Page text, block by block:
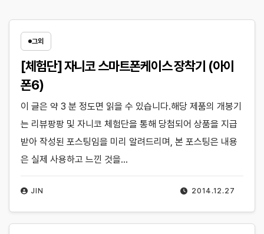
그외
[체험단] 자니코 스마트폰케이스 장착기 (아이
폰6)
2014.12.27
JIN
이 글은 약 3 분 정도면 읽을 수 있습니다.해당 제품의 개봉기
는 리뷰팡팡 및 자니코 체험단을 통해 당첨되어 상품을 지급
받아 작성된 포스팅임을 미리 알려드리며, 본 포스팅은 내용
은 실제 사용하고 느낀 것을…